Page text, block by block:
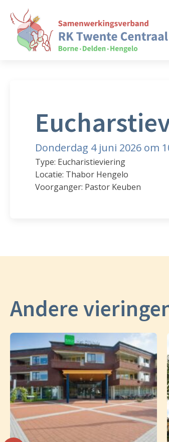
Donderdag 4 juni 2026 om
Type: Eucharistieviering
Locatie: Thabor Hengelo
Voorganger: Pastor Keuben
Andere